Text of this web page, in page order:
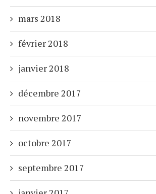
mars 2018
février 2018
janvier 2018
décembre 2017
novembre 2017
octobre 2017
septembre 2017